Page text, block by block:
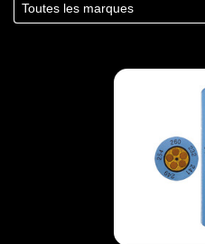
Toutes les marques